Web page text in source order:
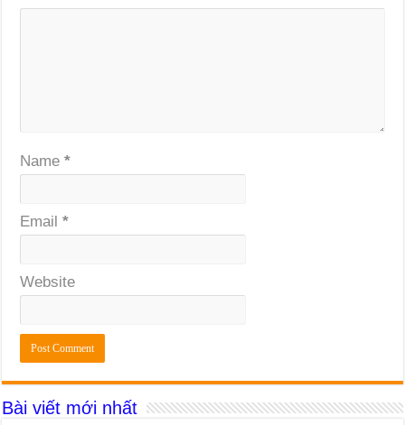
Name*
Email*
Website
Bài viết mới nhất